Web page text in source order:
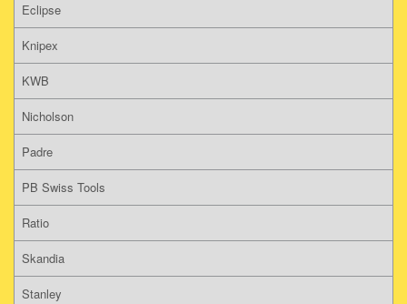
Eclipse
Knipex
KWB
Nicholson
Padre
PB Swiss Tools
Ratio
Skandia
Stanley